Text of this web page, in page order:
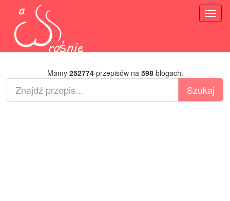
Mamy 252774przepisów na 598blogach.